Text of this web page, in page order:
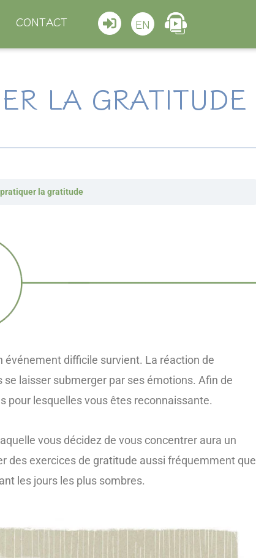
CONTACT EN
LA GRATITUDE
la gratitude
événement difficile survient. La réaction de
laisser submerger par ses émotions. Afin de
pour lesquelles vous êtes reconnaissante.
vous décidez de vous concentrer aura un
des exercices de gratitude aussi fréquemment que
les jours les plus sombres.